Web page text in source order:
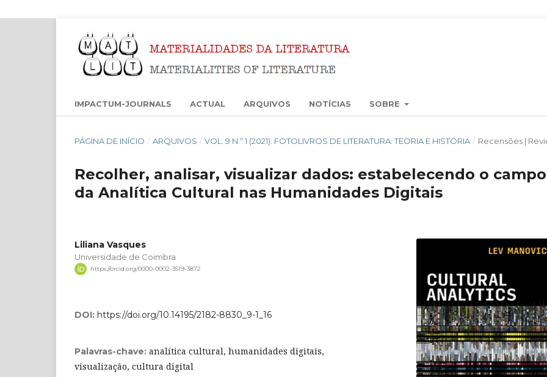
IMPACTUM-JOURNALS ACTUAL ARQUIVOS NOTÍCIAS SOBRE
PÁGINA DE INÍCIO / ARQUIVOS / VOL. 9 N.º 1 (2021): FOTOLIVROS DE LITERATURA: TEORIA E HISTÓRIA / Recensões |
Recolher, analisar, visualizar dados: estabelecendo o campo
da Analítica Cultural nas Humanidades Digitais
Liliana Vasques
Universidade de Coimbra
https://orcid.org/0000-0002-3519-3872
DOI: https://doi.org/10.14195/2182-8830_9-1_16
Palavras-chave: analítica cultural, humanidades digitais,
visualização, cultura digital